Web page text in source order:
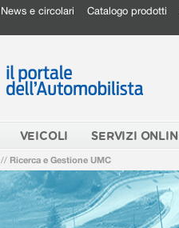
News e circolari Catalogo prodotti
VEICOLI SERVIZI
// Ricerca e Gestione UMC